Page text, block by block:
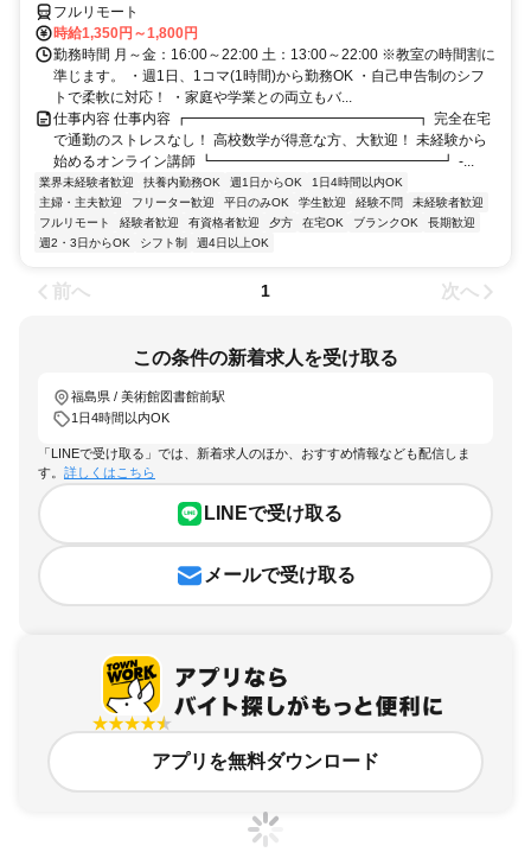
フルリモート
時給1,350円～1,800円
勤務時間 月～金：16:00～22:00 土：13:00～22:00 ※教室の時間割に
準じます。 ・週1日、1コマ(1時間)から勤務OK ・自己申告制のシフ
トで柔軟に対応！ ・家庭や学業との両立もバ...
仕事内容 仕事内容 ┏━━━━━━━━━━━━━━━━┓ 完全在宅
で通勤のストレスなし！ 高校数学が得意な方、大歓迎！ 未経験から
始めるオンライン講師 ┗━━━━━━━━━━━━━━━━┛ -...
業界未経験者歓迎 扶養内勤務OK 週1日からOK
1日4時間以内OK
主婦・主夫歓迎
フリーター歓迎 平日のみOK 学生歓迎 経験不問
未経験者歓迎
フルリモート
経験者歓迎 有資格者歓迎 夕方 在宅OK ブランクOK
長期歓迎
週2・3日からOK
シフト制 週4日以上OK
前へ 1 次へ
この条件の新着求人を受け取る
福島県 / 美術館図書館前駅
1日4時間以内OK
「LINEで受け取る」では、新着求人のほか、おすすめ情報なども配信しま
す。 詳しくはこちら
LINEで受け取る
メールで受け取る
アプリを無料ダウンロード